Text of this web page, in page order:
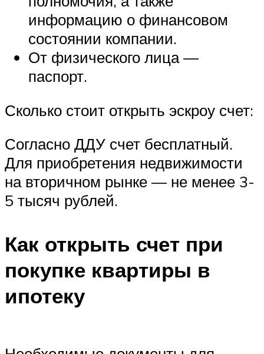
информацию о финансовом
состоянии компании.
От физического лица —
паспорт.
Сколько стоит открыть эскроу счет:
Согласно ДДУ счет бесплатный.
Для приобретения недвижимости
на вторичном рынке — не менее 3-
5 тысяч рублей.
Как открыть счет при
покупке квартиры в
ипотеку